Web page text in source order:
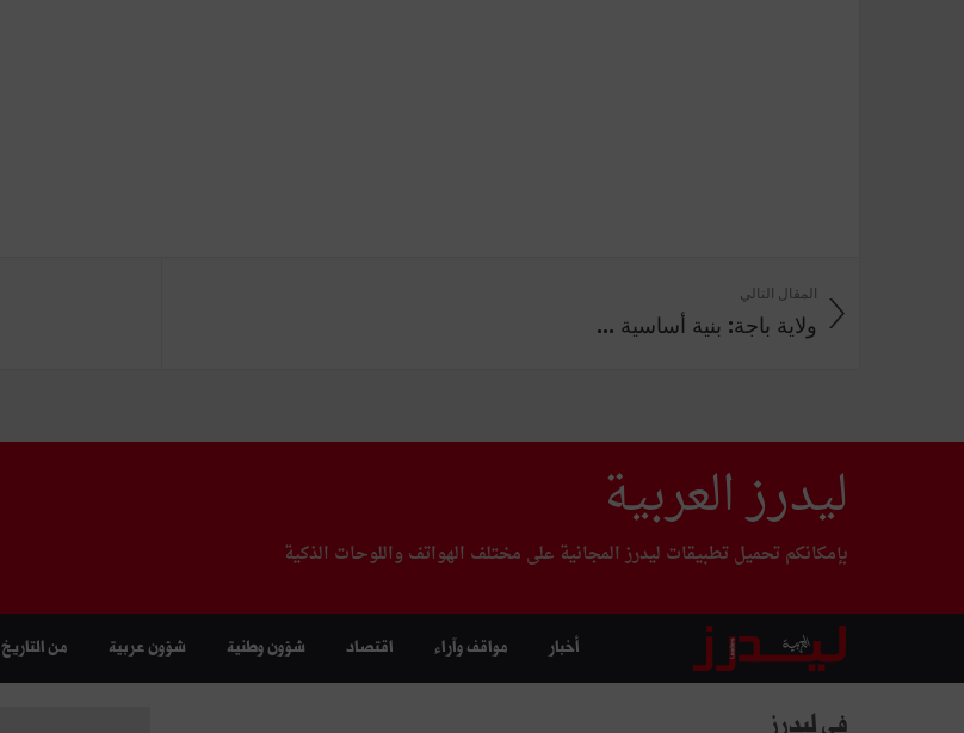
المقال التالي
ولاية باجة: بنية أساسية ...
ليدرز العربية
بإمكانكم تحميل تطبيقات ليدرز المجانية على مختلف الهواتف واللوحات الذكية
أخبار مواقف وآراء اقتصاد شؤون وطنية شؤون عربية من التاريخ
في ليدرز